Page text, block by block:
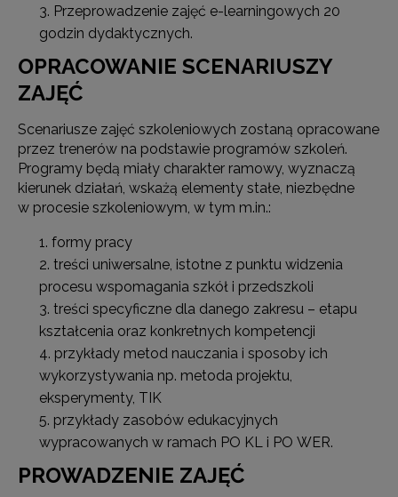
Przeprowadzenie zajęć e-learningowych 20
godzin dydaktycznych.
OPRACOWANIE SCENARIUSZY
ZAJĘĆ
Scenariusze zajęć szkoleniowych zostaną opracowane
przez trenerów na podstawie programów szkoleń.
Programy będą miały charakter ramowy, wyznaczą
kierunek działań, wskażą elementy stałe, niezbędne
w procesie szkoleniowym, w tym m.in.:
formy pracy
treści uniwersalne, istotne z punktu widzenia
procesu wspomagania szkół i przedszkoli
treści specyficzne dla danego zakresu – etapu
kształcenia oraz konkretnych kompetencji
przykłady metod nauczania i sposoby ich
wykorzystywania np. metoda projektu,
eksperymenty, TIK
przykłady zasobów edukacyjnych
wypracowanych w ramach PO KL i PO WER.
PROWADZENIE ZAJĘĆ